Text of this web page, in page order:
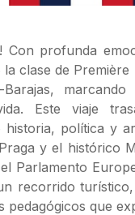
Con profunda
clase de
Este viaje
historia, política y
y el histórico
Parlamento
recorrido
pedagógicos que